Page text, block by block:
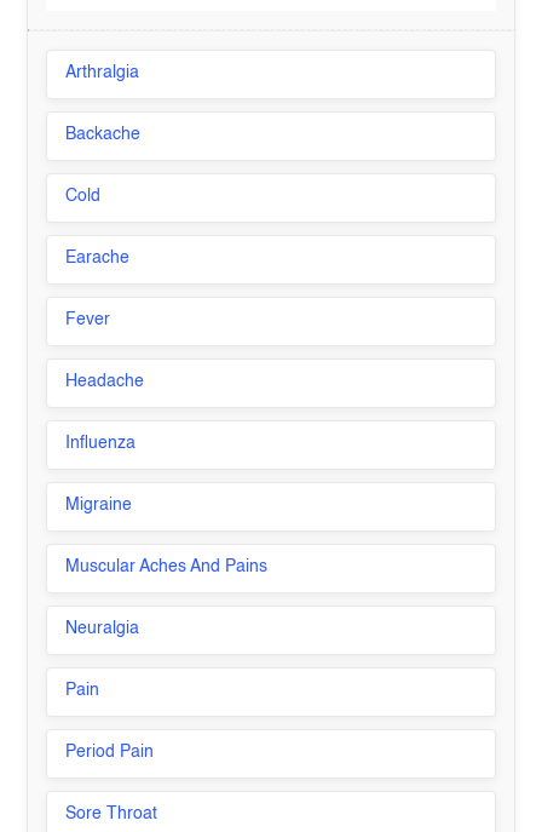
Arthralgia
Backache
Cold
Earache
Fever
Headache
Influenza
Migraine
Muscular Aches And Pains
Neuralgia
Pain
Period Pain
Sore Throat